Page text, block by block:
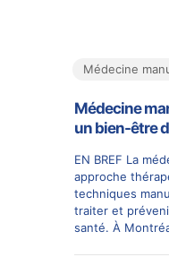
Médecine
Médecine
un bien-être
EN BREF La
approche
techniques
traiter et
santé. À